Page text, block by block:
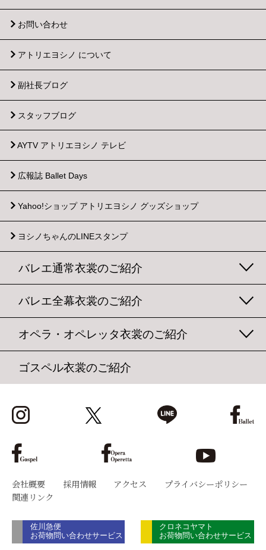
お問い合わせ
アトリエヨシノ について
副社長ブログ
スタッフブログ
AYTV アトリエヨシノ テレビ
広報誌 Ballet Days
Yahoo!ショップ アトリエヨシノ グッズショップ
ヨシノちゃんのLINEスタンプ
バレエ通常衣裳のご紹介
バレエ全幕衣裳のご紹介
オペラ・オペレッタ衣裳のご紹介
ゴスペル衣裳のご紹介
会社概要 採用情報 アクセス
プライバシーポリシー
関連リンク
佐川急便
お荷物問い合わせサービス
クロネコヤマト
お荷物問い合わせサービス